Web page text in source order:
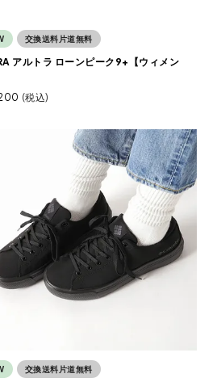
交換送料片道無料
アルトラ ローンピーク9+【ウィメン
税込
交換送料片道無料